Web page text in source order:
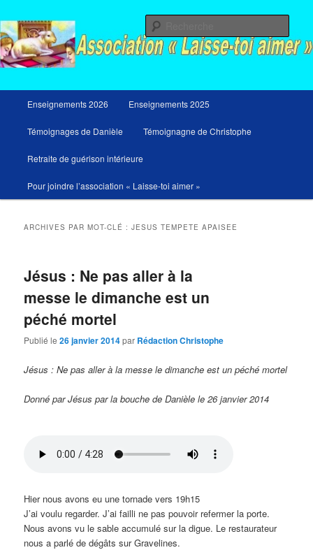
au
contenu
principal
au
contenu
secondaire
principal
Enseignements 2026 Enseignements 2025
Témoignages de Danièle Témoignagne de Christophe
Retraite de guérison intérieure
Pour joindre l’association « Laisse-toi aimer »
ARCHIVES PAR MOT-CLÉ :JESUS TEMPETE APAISEE
Jésus : Ne pas aller à la
messe le dimanche est un
péché mortel
Publié le26 janvier 2014par Rédaction Christophe
Jésus : Ne pas aller à la messe le dimanche est un péché mortel
Donné par Jésus par la bouche de Danièle le 26 janvier 2014
Hier nous avons eu une tornade vers 19h15
J’ai voulu regarder. J’ai failli ne pas pouvoir refermer la porte.
Nous avons vu le sable accumulé sur la digue. Le restaurateur
nous a parlé de dégâts sur Gravelines.